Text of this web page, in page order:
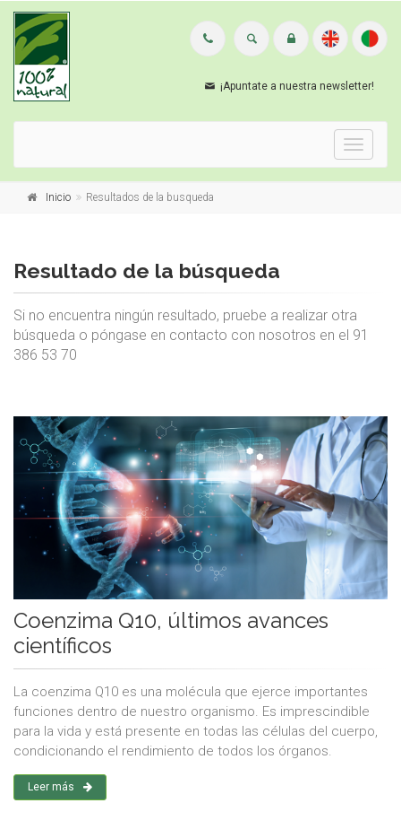
¡Apuntate a nuestra newsletter!
Menu
Inicio Resultados de la busqueda
Resultado de la búsqueda
Si no encuentra ningún resultado, pruebe a realizar otra
búsqueda o póngase en contacto con nosotros en el 91
386 53 70
Coenzima Q10, últimos avances
científicos
La coenzima Q10 es una molécula que ejerce importantes
funciones dentro de nuestro organismo. Es imprescindible
para la vida y está presente en todas las células del cuerpo,
condicionando el rendimiento de todos los órganos.
Leer más